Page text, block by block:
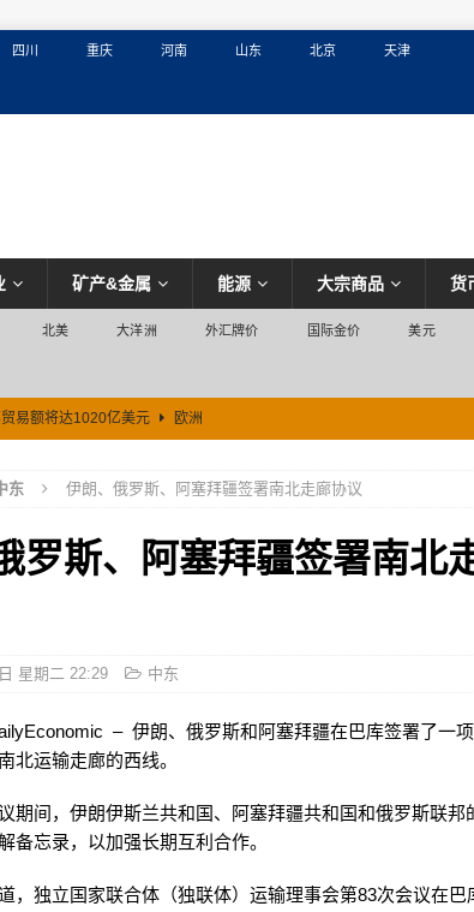
四川 重庆 河南 山东 北京 天津
矿产&金属 能源 大宗商品 货
北美 大洋洲 外汇牌价 国际金价 美元
易额将达1020亿美元 欧洲
东 伊朗、俄罗斯、阿塞拜疆签署南北走廊协议
罗斯、阿塞拜疆签署南北
星期二 22:29 中东
– 伊朗、俄罗斯和阿塞拜疆在巴库签署了一
北运输走廊的西线。
期间，伊朗伊斯兰共和国、阿塞拜疆共和国和俄罗斯联邦
备忘录，以加强长期互利合作。
，独立国家联合体（独联体）运输理事会第83次会议在巴